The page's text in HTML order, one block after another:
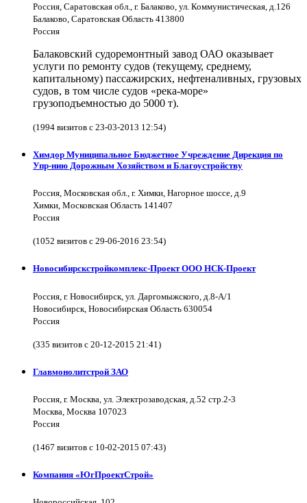
Россия, Саратовская обл., г. Балаково, ул. Коммунистическая, д.126
Балаково, Саратовская Область 413800
Россия
Балаковский судоремонтный завод ОАО оказывает
услуги по ремонту судов (текущему, среднему,
капитальному) пассажирских, нефтеналивных, грузовых
судов, в том числе судов «река-море»
грузоподъемностью до 5000 т).
(1994 визитов с 23-03-2013 12:54)
Химдор Муниципальное Бюджетное Учреждение Дирекция по
Упр-нию Дорожным Хозяйством и Благоустройству
Россия, Московская обл., г. Химки, Нагорное шоссе, д.9
Химки, Московская Область 141407
Россия
(1052 визитов с 29-06-2016 23:54)
Новосибирскстройкомплекс-Проект ООО НСК-Проект
Россия, г. Новосибирск, ул. Даргомыжского, д.8-А/1
Новосибирск, Новосибирская Область 630054
Россия
(335 визитов с 20-12-2015 21:41)
Главмонолитстрой ЗАО
Россия, г. Москва, ул. Электрозаводская, д.52 стр.2-3
Москва, Москва 107023
Россия
(1467 визитов с 10-02-2015 07:43)
Компания «ЮгПроектСтрой»